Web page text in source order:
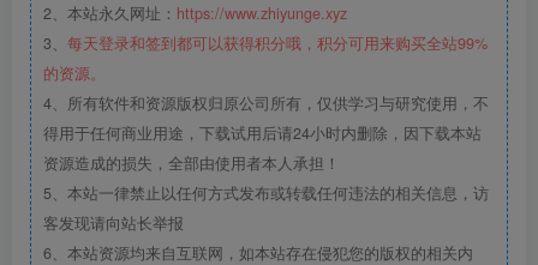
2、本站永久网址： https://www.zhiyunge.xyz
3、 每天登录和签到都可以获得积分哦，积分可用来购买全站99%
的资源。
4、所有软件和资源版权归原公司所有，仅供学习与研究使用，不
得用于任何商业用途，下载试用后请24小时内删除，因下载本站
资源造成的损失，全部由使用者本人承担！
5、本站一律禁止以任何方式发布或转载任何违法的相关信息，访
客发现请向站长举报
6、本站资源均来自互联网，如本站存在侵犯您的版权的相关内